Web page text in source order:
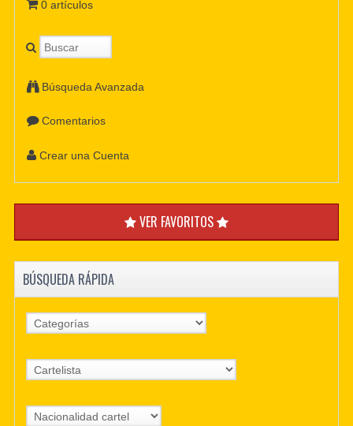
0 artículos
Búsqueda Avanzada
Comentarios
Crear una Cuenta
VER FAVORITOS
BÚSQUEDA RÁPIDA